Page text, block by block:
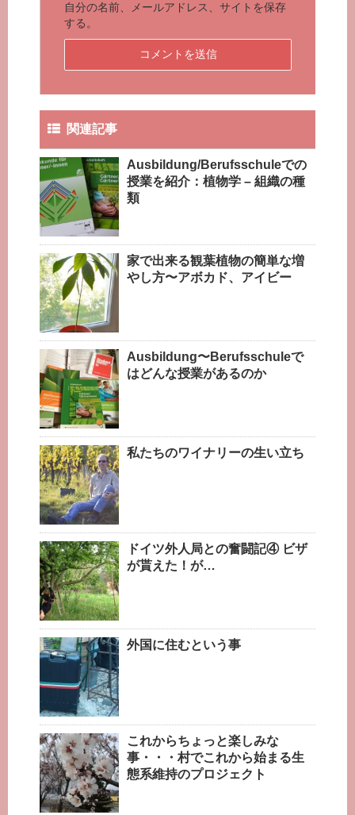
自分の名前、メールアドレス、サイトを保存
する。
関連記事
Ausbildung/Berufsschuleでの
授業を紹介：植物学 – 組織の種
類
家で出来る観葉植物の簡単な増
やし方〜アボカド、アイビー
Ausbildung〜Berufsschuleで
はどんな授業があるのか
私たちのワイナリーの生い立ち
ドイツ外人局との奮闘記④ ビザ
が貰えた！が…
外国に住むという事
これからちょっと楽しみな
事・・・村でこれから始まる生
態系維持のプロジェクト